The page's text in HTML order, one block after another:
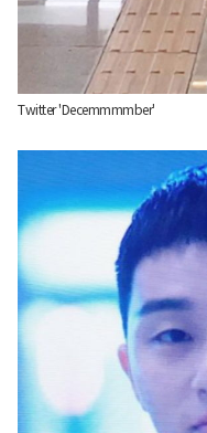
Twitter 'Decemmmmber'